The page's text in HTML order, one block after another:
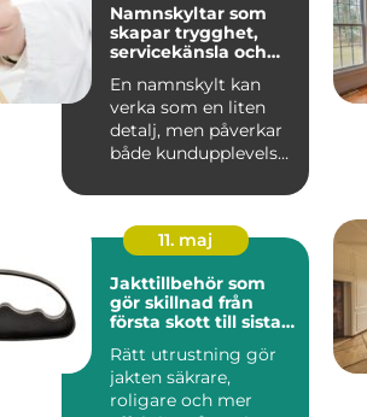
Namnskyltar som
skapar trygghet,
servicekänsla och
En namnskylt kan
verka som en liten
detalj, men påverkar
både kundupplevelse,
v...
11. maj
Jakttillbehör som
gör skillnad från
första skott till sista
Rätt utrustning gör
jakten säkrare,
roligare och mer